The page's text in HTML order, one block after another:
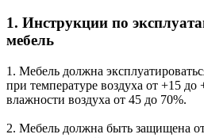
1. Инструкции по
мебель
1. Мебель должна
при температуре воздуха от +15 до
влажности воздуха от 45 до 70%.
2. Мебель должна быть защищена